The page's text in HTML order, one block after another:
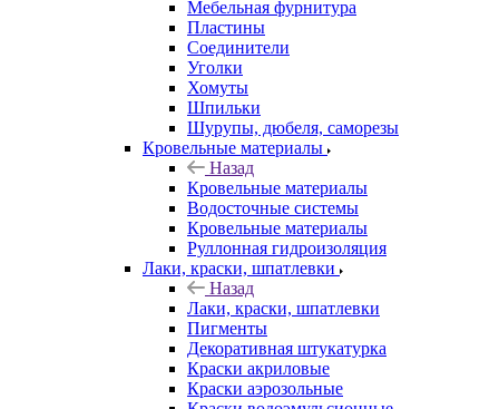
Мебельная фурнитура
Пластины
Соединители
Уголки
Хомуты
Шпильки
Шурупы, дюбеля, саморезы
Кровельные материалы
Назад
Кровельные материалы
Водосточные системы
Кровельные материалы
Руллонная гидроизоляция
Лаки, краски, шпатлевки
Назад
Лаки, краски, шпатлевки
Пигменты
Декоративная штукатурка
Краски акриловые
Краски аэрозольные